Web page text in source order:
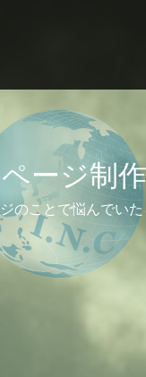
ージ制
のことで悩んでい